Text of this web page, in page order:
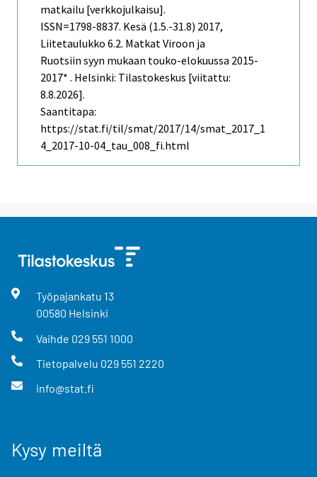
matkailu [verkkojulkaisu].
ISSN=1798-8837. Kesä (1.5.-31.8) 2017,
Liitetaulukko 6.2. Matkat Viroon ja
Ruotsiin syyn mukaan touko-elokuussa 2015-
2017* . Helsinki: Tilastokeskus [viitattu:
8.8.2026].
Saantitapa:
https://stat.fi/til/smat/2017/14/smat_2017_1
4_2017-10-04_tau_008_fi.html
Työpajankatu 13
00580 Helsinki
Vaihde 029 551 1000
Tietopalvelu 029 551 2220
info@stat.fi
Kysy meiltä